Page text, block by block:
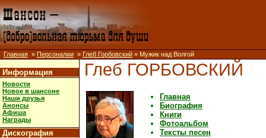
Главная » Персоналии » Глеб Горбовский » Мужик над Волгой
Информация
Новости
Новое в шансоне
Наши друзья
Анонсы
Афиша
Награды
Дискография
Глеб ГОРБОВСКИЙ
Главная
Биография
Книги
Фотоальбом
Тексты песен